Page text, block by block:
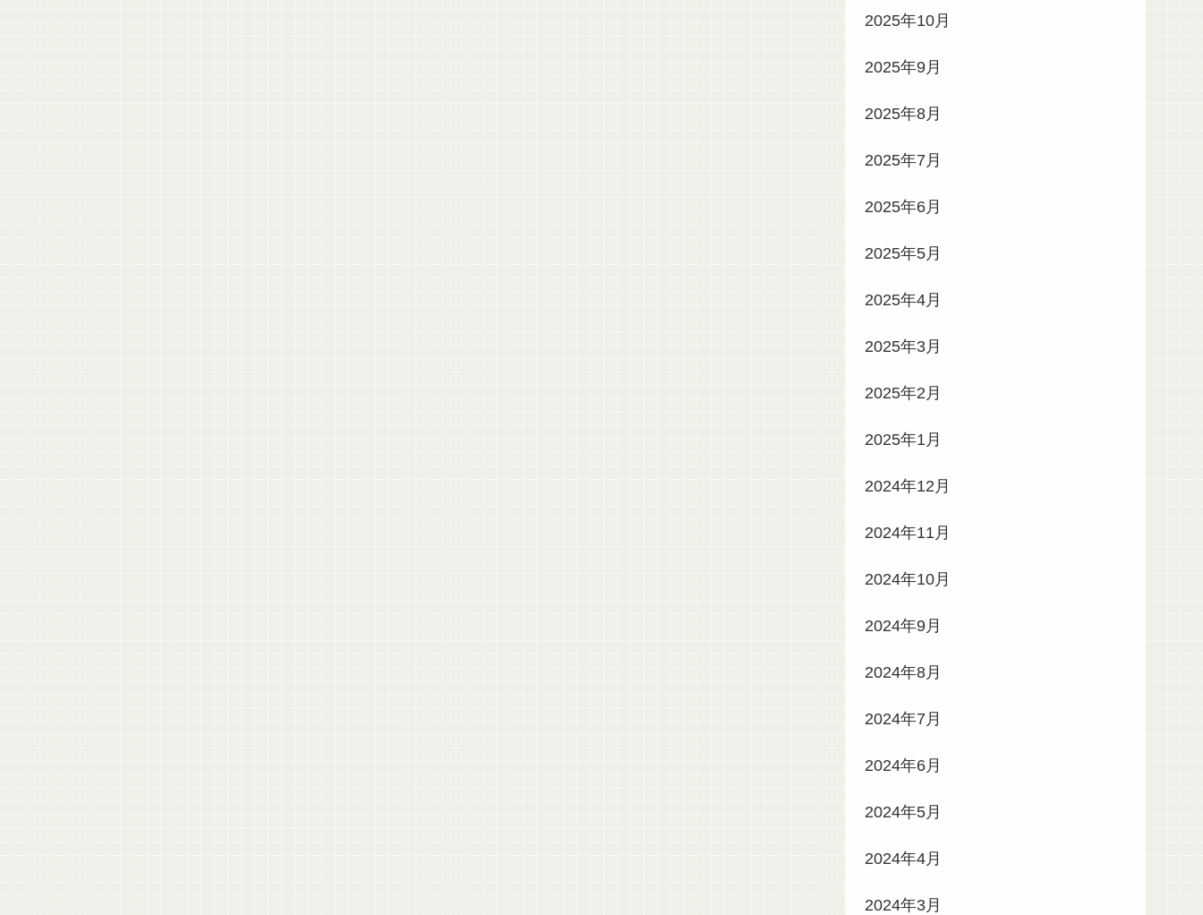
2025年10月
2025年9月
2025年8月
2025年7月
2025年6月
2025年5月
2025年4月
2025年3月
2025年2月
2025年1月
2024年12月
2024年11月
2024年10月
2024年9月
2024年8月
2024年7月
2024年6月
2024年5月
2024年4月
2024年3月